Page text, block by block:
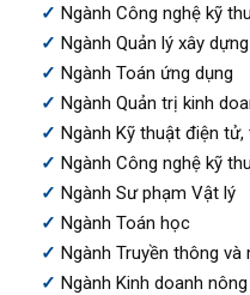
Ngành Công nghệ kỹ
Ngành Quản lý xây dựng
Ngành Toán ứng dụng
Ngành Quản trị kinh
Ngành Kỹ thuật điện
Ngành Công nghệ kỹ
Ngành Sư phạm Vật lý
Ngành Toán học
Ngành Truyền thông và
Ngành Kinh doanh